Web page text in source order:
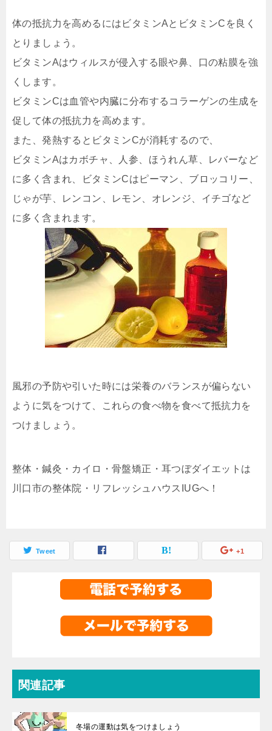
体の抵抗力を高めるにはビタミンAとビタミンCを良く
とりましょう。
ビタミンAはウィルスが侵入する眼や鼻、口の粘膜を強
くします。
ビタミンCは血管や内臓に分布するコラーゲンの生成を
促して体の抵抗力を高めます。
また、発熱するとビタミンCが消耗するので、
ビタミンAはカボチャ、人参、ほうれん草、レバーなど
に多く含まれ、ビタミンCはピーマン、ブロッコリー、
じゃが芋、レンコン、レモン、オレンジ、イチゴなど
に多く含まれます。
風邪の予防や引いた時には栄養のバランスが偏らない
ように気をつけて、これらの食べ物を食べて抵抗力を
つけましょう。
整体・鍼灸・カイロ・骨盤矯正・耳つぼダイエットは
川口市の整体院・リフレッシュハウスIUGへ！
Tweet +1
関連記事
冬場の運動は気をつけましょう